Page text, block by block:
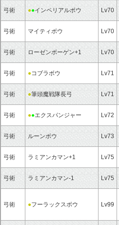
弓術 ●●インペリアルボウ Lv70
弓術 マイティボウ Lv70
弓術 ローゼンボーゲン+1 Lv70
弓術 ●コブラボウ Lv71
弓術 ●筆頭魔戦隊長弓 Lv71
弓術 ●●エクスパンジャー Lv72
弓術 ルーンボウ Lv73
弓術 ラミアンカマン+1 Lv75
弓術 ラミアンカマン-1 Lv75
弓術 ●フーラックスボウ Lv99